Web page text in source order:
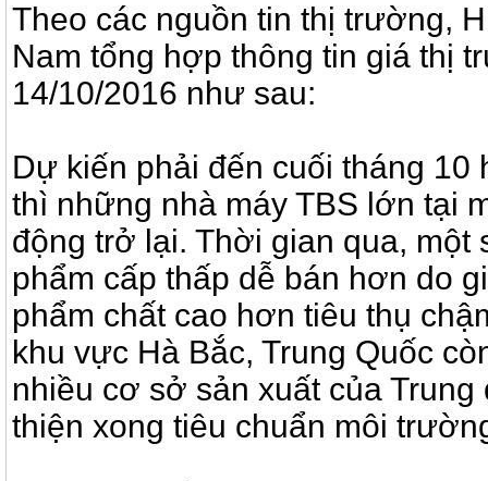
Theo các nguồn tin thị trường,
Nam tổng hợp thông tin giá thị
14/10/2016 như sau:
Dự kiến phải đến cuối tháng 10
thì những nhà máy TBS lớn tại
động trở lại. Thời gian qua, một
phẩm cấp thấp dễ bán hơn do
phẩm chất cao hơn tiêu thụ
khu vực Hà Bắc, Trung Quốc
nhiều cơ sở sản xuất của
thiện xong tiêu chuẩn môi